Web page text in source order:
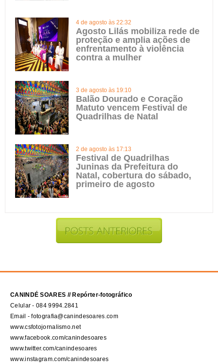
4 de agosto às 22:32
Agosto Lilás mobiliza rede de
proteção e amplia ações de
enfrentamento à violência
contra a mulher
3 de agosto às 19:10
Balão Dourado e Coração
Matuto vencem Festival de
Quadrilhas de Natal
2 de agosto às 17:13
Festival de Quadrilhas
Juninas da Prefeitura do
Natal, cobertura do sábado,
primeiro de agosto
CANINDÉ SOARES // Repórter-fotográfico
Celular - 084 9994.2841
Email - fotografia@canindesoares.com
www.csfotojornalismo.net
www.facebook.com/canindesoares
www.twitter.com/canindesoares
www.instagram.com/canindesoares